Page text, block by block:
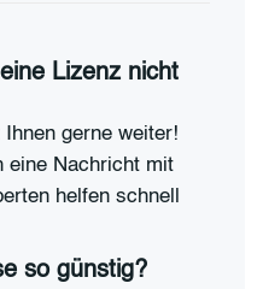
Lizenz nicht
gerne weiter!
eine Nachricht mit
helfen schnell
so günstig?